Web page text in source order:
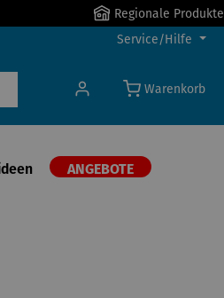
Regionale Produkte
Service/Hilfe
Warenkorb
ANGEBOTE